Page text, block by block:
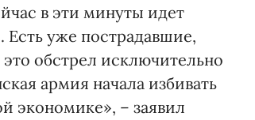
в эти минуты идет
Есть уже пострадавшие,
обстрел исключительно
армия начала избивать
экономике», – заявил